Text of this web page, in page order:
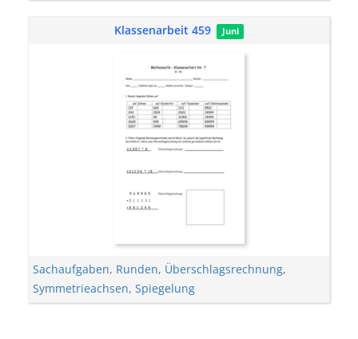
Klassenarbeit 459 Juni
Sachaufgaben, Runden, Überschlagsrechnung,
Symmetrieachsen, Spiegelung